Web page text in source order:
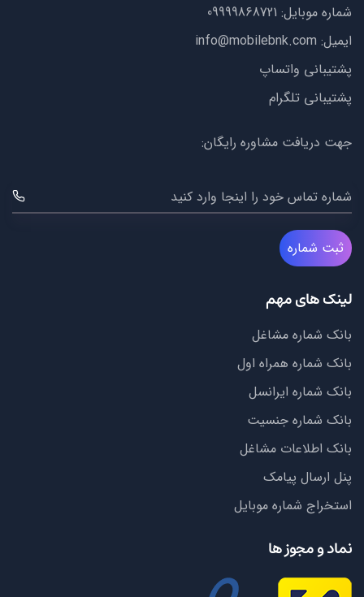
شماره موبایل: 09999868721
ایمیل: info@mobilebnk.com
پشتیبانی واتساپ
پشتیبانی تلگرام
جهت دریافت مشاوره رایگان:
شماره تماس خود را اینجا وارد کنید
ثبت شماره
لینک های مهم
بانک شماره مشاغل
بانک شماره همراه اول
بانک شماره ایرانسل
بانک شماره جنسیت
بانک اطلاعات مشاغل
پنل ارسال پیامک
استخراج شماره موبایل
نماد و مجوز ها